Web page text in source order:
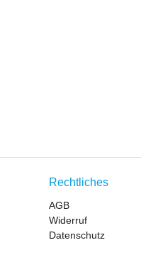
Rechtliches
AGB
Widerruf
Datenschutz